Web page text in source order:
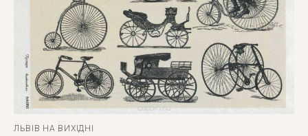
ЛЬВІВ НА ВИХІДНІ